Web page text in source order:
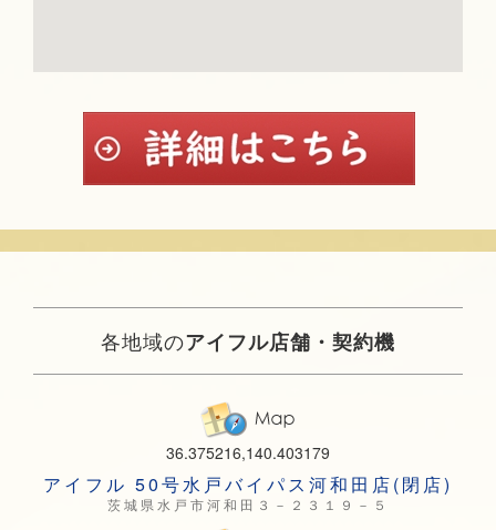
各地域のアイフル店舗・契約機
36.375216,140.403179
アイフル 50号水戸バイパス河和田店(閉店)
茨城県水戸市河和田３－２３１９－５